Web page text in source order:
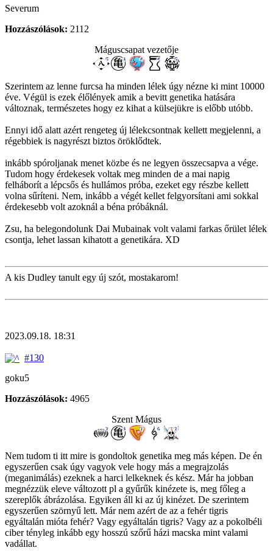
Severum
Hozzászólások: 2112
Máguscsapat vezetője
Szerintem az lenne furcsa ha minden lélek úgy nézne ki mint 10000
éve. Végül is ezek élőlények amik a bevitt genetika hatására
változnak, természetes hogy ez kihat a külsejükre is előbb utóbb.
Ennyi idő alatt azért rengeteg új lélekcsontnak kellett megjelenni, a
régebbiek is nagyrészt biztos öröklődtek.
inkább spóroljanak menet közbe és ne legyen összecsapva a vége.
Tudom hogy érdekesek voltak meg minden de a mai napig
felháborít a lépcsős és hullámos próba, ezeket egy részbe kellett
volna sűríteni. Nem, inkább a végét kellet felgyorsítani ami sokkal
érdekesebb volt azoknál a béna próbáknál.
Zsu, ha belegondolunk Dai Mubainak volt valami farkas őrület lélek
csontja, lehet lassan kihatott a genetikára. XD
A kis Dudley tanult egy új szót, mostakarom!
2023.09.18. 18:31
#130
goku5
Hozzászólások: 4965
Szent Mágus
Nem tudom ti itt mire is gondoltok genetika meg más képen. De én
egyszerűen csak úgy vagyok vele hogy más a megrajzolás
(meganimálás) ezeknek a harci lelkeknek és kész. Már ha jobban
megnézzük eleve változott pl a gyűrűk kinézete is, meg főleg a
szereplők ábrázolása. Egyiken áll ki az új kinézet. De szerintem
egyszerűen szörnyű lett. Már nem azért de az a fehér tigris
egyáltalán mióta fehér? Vagy egyáltalán tigris? Vagy az a pokolbéli
ciber tényleg inkább egy hosszú szőrű házi macska mint valami
vadállat.